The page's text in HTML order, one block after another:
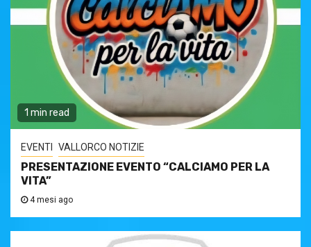
1 min read
EVENTI VALLORCO NOTIZIE
PRESENTAZIONE EVENTO “CALCIAMO PER LA
VITA”
4 mesi ago